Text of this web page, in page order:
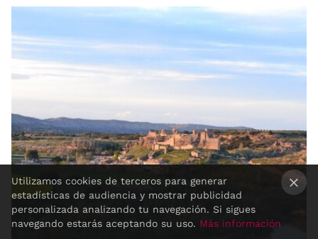
Utilizamos cookies de terceros para generar
estadísticas de audiencia y mostrar publicidad
personalizada analizando tu navegación. Si sigues
navegando estarás aceptando su uso. Más información